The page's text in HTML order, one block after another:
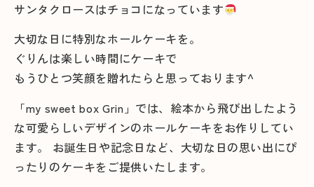
サンタクロースはチョコになっています
大切な日に特別なホールケーキを。
ぐりんは楽しい時間にケーキで
もうひとつ笑顔を贈れたらと思っております^
「my sweet box Grin」では、絵本から飛び出したよう
な可愛らしいデザインのホールケーキをお作りしてい
ます。 お誕生日や記念日など、大切な日の思い出にぴ
ったりのケーキをご提供いたします。